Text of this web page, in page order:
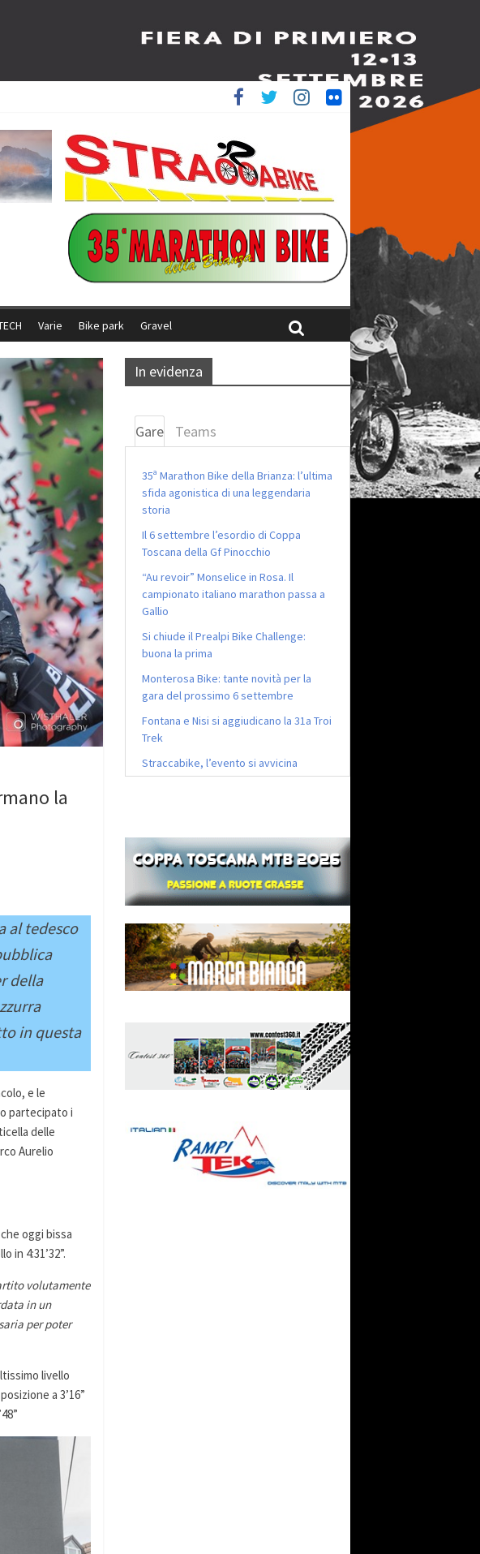
la migliore tra gli italiani
storia
Varie Bike park Gravel
la
al tedesco
della
in questa
e le
partecipato i
delle
Aurelio
oggi bissa
in 4:31’32”.
volutamente
in un
per poter
livello
a 3’16”
In evidenza
Gare Teams
35ª Marathon Bike della Brianza: l’ultima
sfida agonistica di una leggendaria
storia
Il 6 settembre l’esordio di Coppa
Toscana della Gf Pinocchio
“Au revoir” Monselice in Rosa. Il
campionato italiano marathon passa a
Gallio
Si chiude il Prealpi Bike Challenge:
buona la prima
Monterosa Bike: tante novità per la
gara del prossimo 6 settembre
Fontana e Nisi si aggiudicano la 31a Troi
Trek
Straccabike, l’evento si avvicina